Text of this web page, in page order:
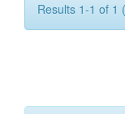
Results 1-1 of 1